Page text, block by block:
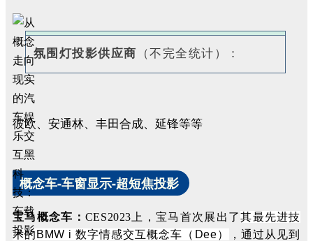
氛围灯投影供应商 （不完全统计）：
彼欧、安通林、丰田合成、延锋等等
概念车-车窗显示-超短焦投影
宝马概念车： CES2023上，宝马首次展出了其最先进技
术的BMW i 数字情感交互概念车（Dee）
，通过从见到